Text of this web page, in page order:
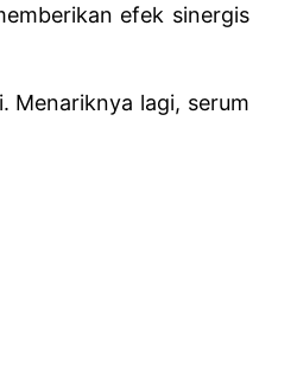
efek sinergis
Menariknya lagi, serum